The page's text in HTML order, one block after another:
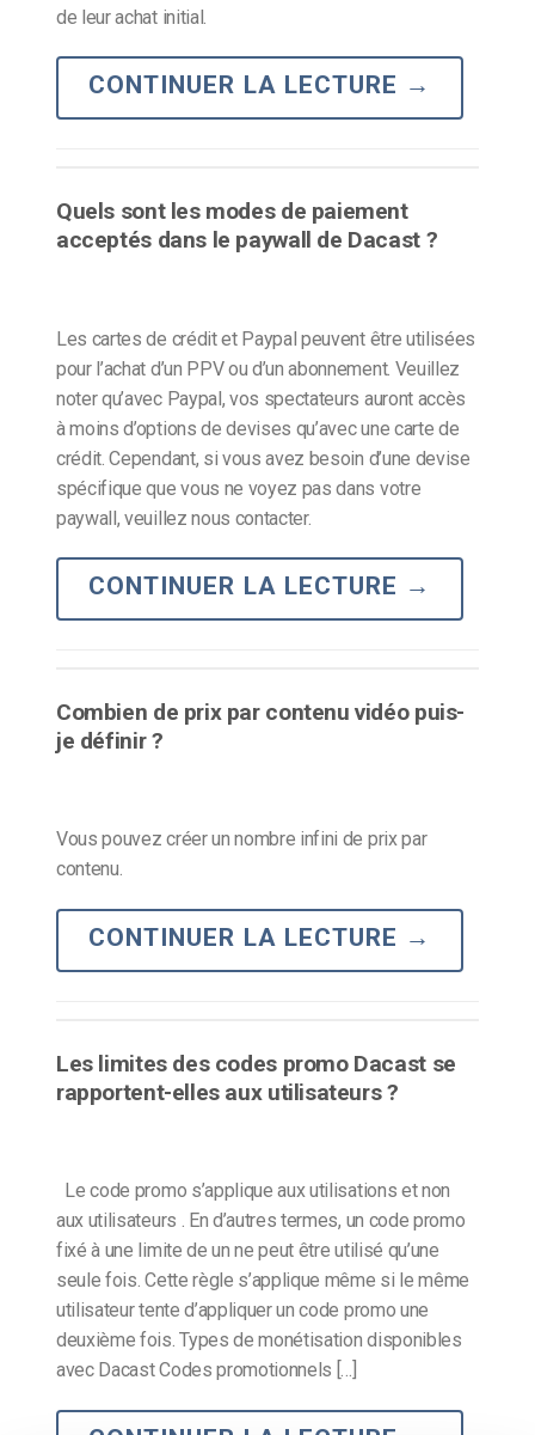
de leur achat initial.
CONTINUER LA LECTURE →
Quels sont les modes de paiement
acceptés dans le paywall de Dacast ?
Les cartes de crédit et Paypal peuvent être utilisées
pour l’achat d’un PPV ou d’un abonnement. Veuillez
noter qu’avec Paypal, vos spectateurs auront accès
à moins d’options de devises qu’avec une carte de
crédit. Cependant, si vous avez besoin d’une devise
spécifique que vous ne voyez pas dans votre
paywall, veuillez nous contacter.
CONTINUER LA LECTURE →
Combien de prix par contenu vidéo puis-
je définir ?
Vous pouvez créer un nombre infini de prix par
contenu.
CONTINUER LA LECTURE →
Les limites des codes promo Dacast se
rapportent-elles aux utilisateurs ?
Le code promo s’applique aux utilisations et non
aux utilisateurs . En d’autres termes, un code promo
fixé à une limite de un ne peut être utilisé qu’une
seule fois. Cette règle s’applique même si le même
utilisateur tente d’appliquer un code promo une
deuxième fois. Types de monétisation disponibles
avec Dacast Codes promotionnels […]